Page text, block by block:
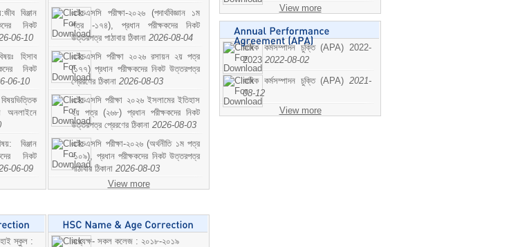
বিঞ্জান
নিকট
06-10
হিসাব
নিকট
06-10
অনলাইনে
বিঞ্জান
নিকট
06-09
এইচএসসি পরীক্ষা-২০২৬ (পদার্থবিজ্ঞান ১ম
পত্র -১৭৪), প্রধান পরীক্ষকদের নিকট
উত্তরপত্র পাঠাবার ঠিকানা 2026-08-04
এইচএসসি পরীক্ষা ২০২৬ রসায়ন ২য় পত্র
(১৭৭) প্রধান পরীক্ষকদের নিকট উত্তরপত্র
প্রেরণের ঠিকানা 2026-08-03
এইচএসসি পরীক্ষা ২০২৬ ইসলামের ইতিহাস
২য় পত্র (২৬৮) প্রধান পরীক্ষকদের নিকট
উত্তরপত্র প্রেরণের ঠিকানা 2026-08-03
এইচএসসি পরীক্ষা-২০২৬ (অর্থনীতি ১ম পত্র
-১০৯), প্রধান পরীক্ষকদের নিকট উত্তরপত্র
পাঠাবার ঠিকানা 2026-08-03
View more
স্কুল :
অধ্যক্ষ- সকল কলেজ : ২০১৮-২০১৯
View more
বাষিক কর্মসম্পাদন চুক্তি (APA) 2022-
2023 2022-08-02
বাষিক কর্মসম্পাদন চুক্তি (APA) 2021-
08-12
View more